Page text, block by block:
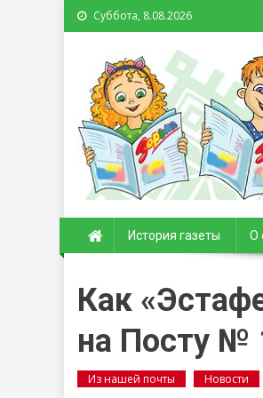
Суббота, 8.08.2026
Зорька.
История газеты О
Как
на Посту №
Из нашей почты Новости